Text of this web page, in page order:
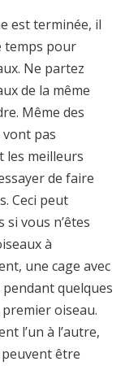
est terminée, il
temps pour
Ne partez
de la même
Même des
vont pas
les meilleurs
de faire
Ceci peut
vous n’êtes
à
une cage avec
quelques
oiseau.
l’un à l’autre,
être